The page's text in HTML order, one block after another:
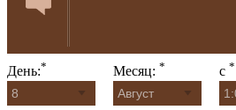
День:* Месяц: * с *